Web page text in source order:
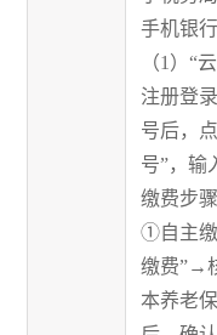
手机银
（1）“
注册登
号后，
号”，输
缴费步骤
①自主缴
缴费”→
本养老